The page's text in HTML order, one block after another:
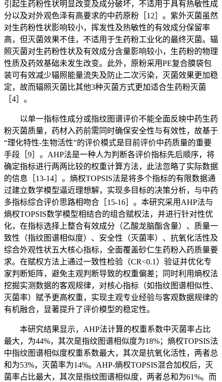
引起生药粉性状明显改变及成分破坏，不适用于具有热敏性成
分以及对外观色泽有高要求的中药原粉［12］。紫外灭菌虽然
对生药粉性状影响较小，挥发性及热敏性的有效成分保留率
高，但灭菌效果不佳，不适用于生药粉工业化的最终灭菌。辐
照灭菌对生药粉性状及有效成分含量影响较小，生药粉的物理
性质及药效基础未发生改变。此外，原粉采用PE复合膜袋包
装可有效减少辐照能量流失及防止二次污染，灭菌效果更加稳
定，故而辐照灭菌比其他3种灭菌方式更加适合生药粉灭菌
［4］。
以单一指标性成分或指纹图谱评价不能全面反映中药生药
粉灭菌质量，药材入药前需同时确保安全性与有效性，故基于
“理化特性-生物活性”的评价模式是目前评价中药质量的重要
手段［9］。AHP法是一种人为判断各评价指标先后顺序，将
确定指标进行两两比较的权重计算方法，此法忽略了实际数据
的信息［13-14］。熵权TOPSIS法是将多个指标的有限数据通
过建立数学模型逼近理想解，实现多目标的决策分析，与中药
多指标综合评价思路相吻合［15-16］。本研究采用AHP法与
熵权TOPSIS数学模型相结合的组合赋权法，并进行针对性优
化，在指标选择上整合有效成分（乙酸龙脑酯含量）、质量一
致性（指纹图谱相似度）、安全性（灭菌率）、抗氧化活性及
综合外观性状五大核心指标，全面覆盖砂仁生药粉入药质量要
求。在赋权方法上通过一致性检验（CR<0.1）验证并优化专
家判断矩阵，避免主观判断导致的权重偏差；同时利用熵权法
挖掘实测数据的客观规律，对核心指标（如指纹图谱相似性、
灭菌率）赋予更高权重，实现主观专业经验与客观数据规律的
有机融合，显著提升了评价模型的稳定性。
本研究结果显示，AHP法计算的权重系数中灭菌率占比
最大，为44%，其次是指纹图谱相似度为18%；熵权TOPSIS法
中指纹图谱相似度权重系数最大，其次是抗氧化活性，两者总
和为53%，灭菌率为14%。AHP-熵权TOPSIS混合加权后，灭
菌率占比最大，其次是指纹图谱相似度，两者总和为61%。而